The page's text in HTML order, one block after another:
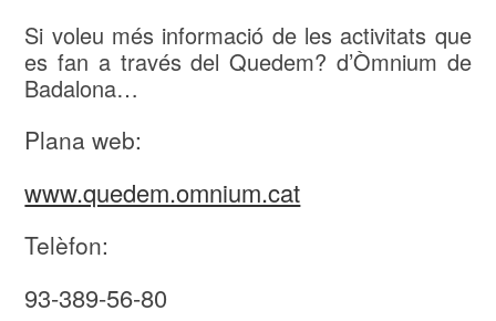
Si voleu més informació de les activitats que
es fan a través del Quedem? d’Òmnium de
Badalona…
Plana web:
www.quedem.omnium.cat
Telèfon:
93-389-56-80